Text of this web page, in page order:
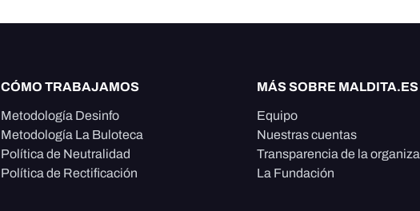
CÓMO TRABAJAMOS
Metodología Desinfo
Metodología La Buloteca
Política de Neutralidad
Política de Rectificación
MÁS SOBRE MALDITA.ES
Equipo
Nuestras cuentas
Transparencia de la
La Fundación